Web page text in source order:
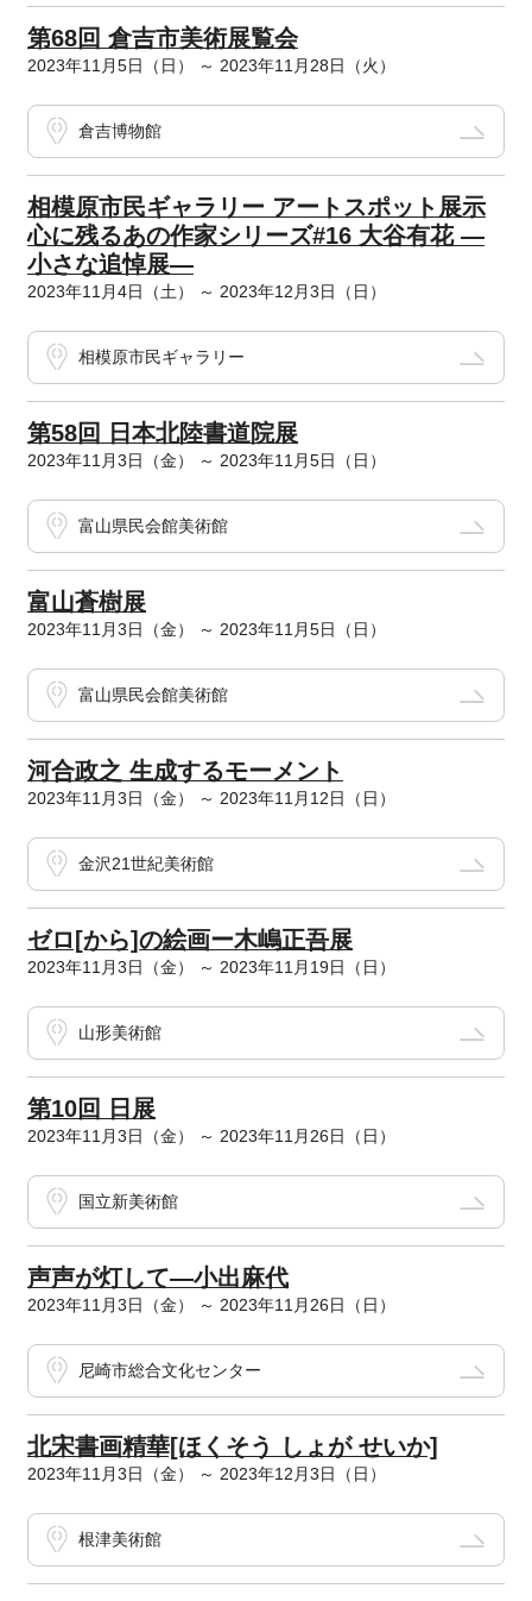
第68回 倉吉市美術展覧会
2023年11月5日（日） ～ 2023年11月28日（火）
倉吉博物館
相模原市民ギャラリー アートスポット展示
心に残るあの作家シリーズ#16 大谷有花 ―
小さな追悼展―
2023年11月4日（土） ～ 2023年12月3日（日）
相模原市民ギャラリー
第58回 日本北陸書道院展
2023年11月3日（金） ～ 2023年11月5日（日）
富山県民会館美術館
富山蒼樹展
2023年11月3日（金） ～ 2023年11月5日（日）
富山県民会館美術館
河合政之 生成するモーメント
2023年11月3日（金） ～ 2023年11月12日（日）
金沢21世紀美術館
ゼロ[から]の絵画ー木嶋正吾展
2023年11月3日（金） ～ 2023年11月19日（日）
山形美術館
第10回 日展
2023年11月3日（金） ～ 2023年11月26日（日）
国立新美術館
声声が灯して―小出麻代
2023年11月3日（金） ～ 2023年11月26日（日）
尼崎市総合文化センター
北宋書画精華[ほくそう しょが せいか]
2023年11月3日（金） ～ 2023年12月3日（日）
根津美術館